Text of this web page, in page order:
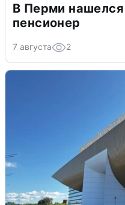
В Перми
пенсионер
7 августа 2